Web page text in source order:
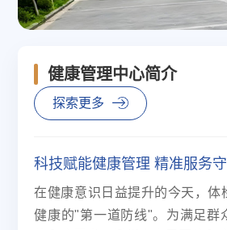
健康管理中心简介
探索更多
科技赋能健康管理 精准服务
在健康意识日益提升的今天，体
健康的"第一道防线"。为满足群